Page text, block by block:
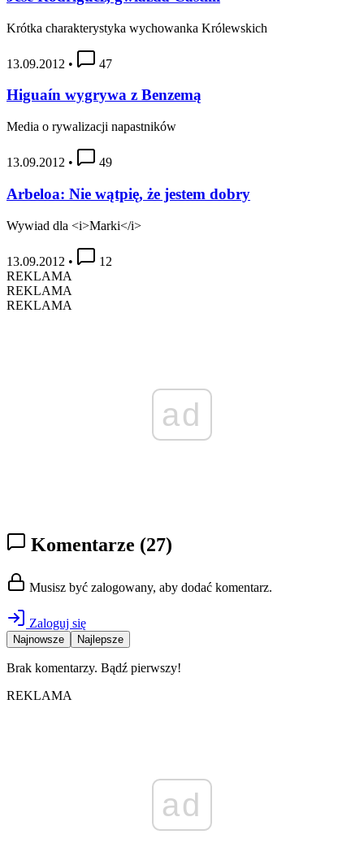
Krótka charakterystyka wychowanka Królewskich
13.09.2012 • 47
Higuaín wygrywa z Benzemą
Media o rywalizacji napastników
13.09.2012 • 49
Arbeloa: Nie wątpię, że jestem dobry
Wywiad dla <i>Marki</i>
13.09.2012 •
12
REKLAMA
REKLAMA
REKLAMA
ad
Komentarze (27)
Musisz być zalogowany, aby dodać komentarz.
Zaloguj się
Najnowsze Najlepsze
Brak komentarzy. Bądź pierwszy!
REKLAMA
ad